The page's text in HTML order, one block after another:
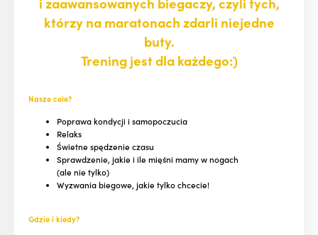
którzy na maratonach zdarli niejedne
buty.
Trening jest dla każdego:)
Nasze cele?
Poprawa kondycji i samopoczucia
Relaks
Świetne spędzenie czasu
Sprawdzenie, jakie i ile mięśni mamy w nogach
(ale nie tylko)
Wyzwania biegowe, jakie tylko chcecie!
Gdzie i kiedy?